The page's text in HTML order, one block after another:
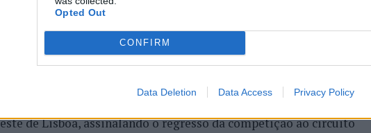
Opted Out
CONFIRM
Data Deletion Data Access Privacy Policy
decorreu entre os dias 18 e 26 de julho, no Clube de Ténis
de Lisboa, assinalando o regresso da competição ao circuito